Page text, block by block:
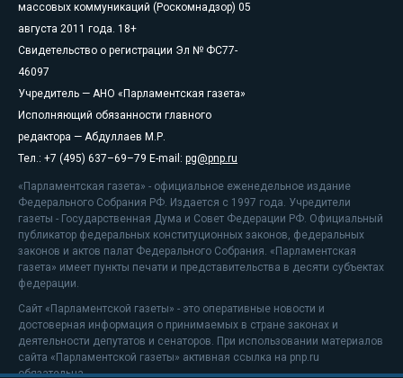
массовых коммуникаций (Роскомнадзор) 05
августа 2011 года. 18+
Свидетельство о регистрации Эл № ФС77-
46097
Учредитель — АНО «Парламентская газета»
Исполняющий обязанности главного
редактора — Абдуллаев М.Р.
Тел.: +7 (495) 637–69–79 E-mail: pg@pnp.ru
«Парламентская газета» - официальное еженедельное издание
Федерального Собрания РФ. Издается с 1997 года. Учредители
газеты - Государственная Дума и Совет Федерации РФ. Официальный
публикатор федеральных конституционных законов, федеральных
законов и актов палат Федерального Собрания. «Парламентская
газета» имеет пункты печати и представительства в десяти субъектах
федерации.
Сайт «Парламентской газеты» - это оперативные новости и
достоверная информация о принимаемых в стране законах и
деятельности депутатов и сенаторов. При использовании материалов
сайта «Парламентской газеты» активная ссылка на pnp.ru
обязательна.